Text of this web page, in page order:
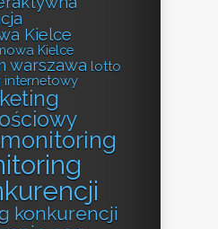
Kielce
Kielce
warszawa lotto
internetowy
monitoring
konkurencji